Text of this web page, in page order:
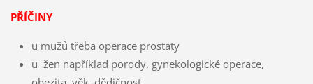
PŘÍČINY
u mužů třeba operace prostaty
u žen například porody, gynekologické operace,